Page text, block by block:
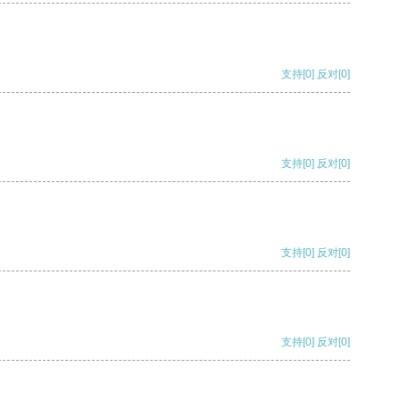
支持[0] 反对[0]
支持[0] 反对[0]
支持[0] 反对[0]
支持[0] 反对[0]